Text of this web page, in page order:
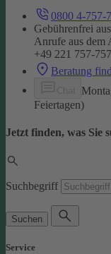
0800 4-757-
Gebührenfrei
Anrufe aus dem
+49 221 757-757
Beratung
Feiertagen)
Jetzt finden, was Sie
Suchbegriff
Suchen
Service